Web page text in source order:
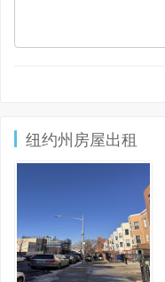
纽约州房屋出租